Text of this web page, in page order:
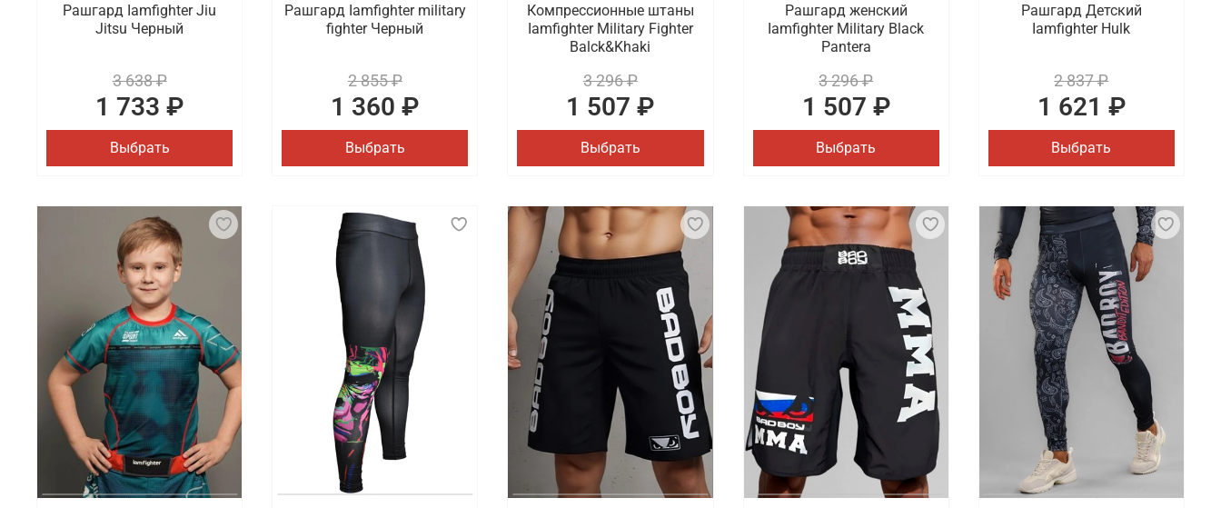
Рашгард Iamfighter Jiu
Jitsu Черный
3 638 ₽
1 733 ₽
Выбрать
Рашгард Iamfighter military
fighter Черный
2 855 ₽
1 360 ₽
Выбрать
Компрессионные штаны
Iamfighter Military Fighter
Balck&Khaki
3 296 ₽
1 507 ₽
Выбрать
Рашгард женский
Iamfighter Military Black
Pantera
3 296 ₽
1 507 ₽
Выбрать
Рашгард Детский
Iamfighter Hulk
2 837 ₽
1 621 ₽
Выбрать